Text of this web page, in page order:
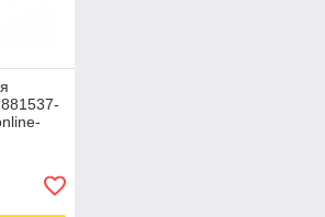
881537-